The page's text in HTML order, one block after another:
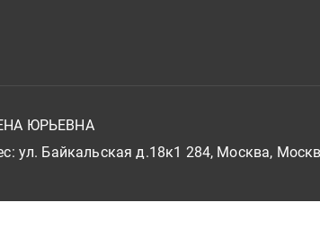
ЮРЬЕВНА
ул. Байкальская д.18к1 284, Москва,